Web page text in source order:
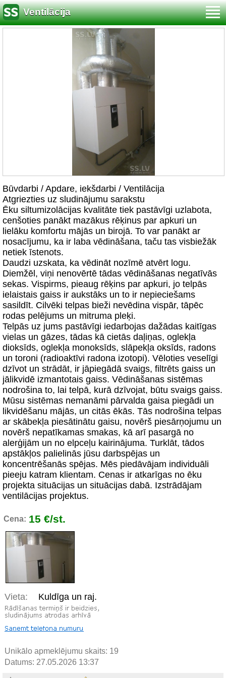
Ventilācija
Būvdarbi / Apdare, iekšdarbi / Ventilācija
Atgriezties uz sludinājumu sarakstu
Ēku siltumizolācijas kvalitāte tiek pastāvīgi uzlabota,
cenšoties panākt mazākus rēķinus par apkuri un
lielāku komfortu mājās un birojā. To var panākt ar
nosacījumu, ka ir laba vēdināšana, taču tas visbiežāk
netiek īstenots.
Daudzi uzskata, ka vēdināt nozīmē atvērt logu.
Diemžēl, viņi nenovērtē tādas vēdināšanas negatīvās
sekas. Vispirms, pieaug rēķins par apkuri, jo telpās
ielaistais gaiss ir aukstāks un to ir nepieciešams
sasildīt. Cilvēki telpas bieži nevēdina vispār, tāpēc
rodas pelējums un mitruma pleķi.
Telpās uz jums pastāvīgi iedarbojas dažādas kaitīgas
vielas un gāzes, tādas kā cietās daļiņas, oglekļa
dioksīds, oglekļa monoksīds, slāpekļa oksīds, radons
un toroni (radioaktīvi radona izotopi). Vēloties veselīgi
dzīvot un strādāt, ir jāpiegādā svaigs, filtrēts gaiss un
jālikvidē izmantotais gaiss. Vēdināšanas sistēmas
nodrošina to, lai telpā, kurā dzīvojat, būtu svaigs gaiss.
Mūsu sistēmas nemanāmi pārvalda gaisa piegādi un
likvidēšanu mājās, un citās ēkās. Tās nodrošina telpas
ar skābekļa piesātinātu gaisu, novērš piesārņojumu un
novērš nepatīkamas smakas, kā arī pasargā no
alerģijām un no elpceļu kairinājuma. Turklāt, tādos
apstākļos palielinās jūsu darbspējas un
koncentrēšanās spējas. Mēs piedāvājam individuāli
pieeju katram klientam. Cenas ir atkarīgas no ēku
projekta situācijas un situācijas dabā. Izstrādājam
ventilācijas projektus.
Cena: 15 €/st.
Vieta: Kuldīga un raj.
Unikālo apmeklējumu skaits: 19
Datums: 27.05.2026 13:37